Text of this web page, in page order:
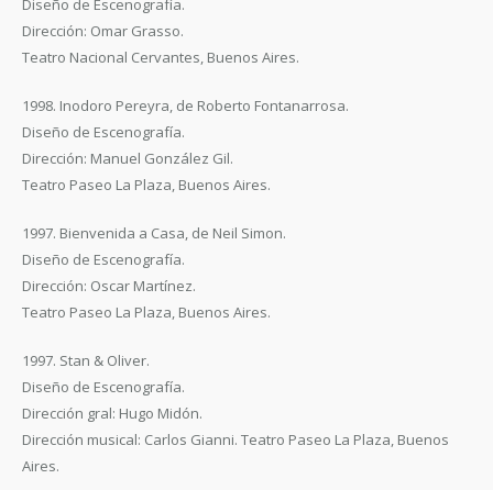
Diseño de Escenografía.
Dirección: Omar Grasso.
Teatro Nacional Cervantes, Buenos Aires.
1998. Inodoro Pereyra, de Roberto Fontanarrosa.
Diseño de Escenografía.
Dirección: Manuel González Gil.
Teatro Paseo La Plaza, Buenos Aires.
1997. Bienvenida a Casa, de Neil Simon.
Diseño de Escenografía.
Dirección: Oscar Martínez.
Teatro Paseo La Plaza, Buenos Aires.
1997. Stan & Oliver.
Diseño de Escenografía.
Dirección gral: Hugo Midón.
Dirección musical: Carlos Gianni. Teatro Paseo La Plaza, Buenos
Aires.